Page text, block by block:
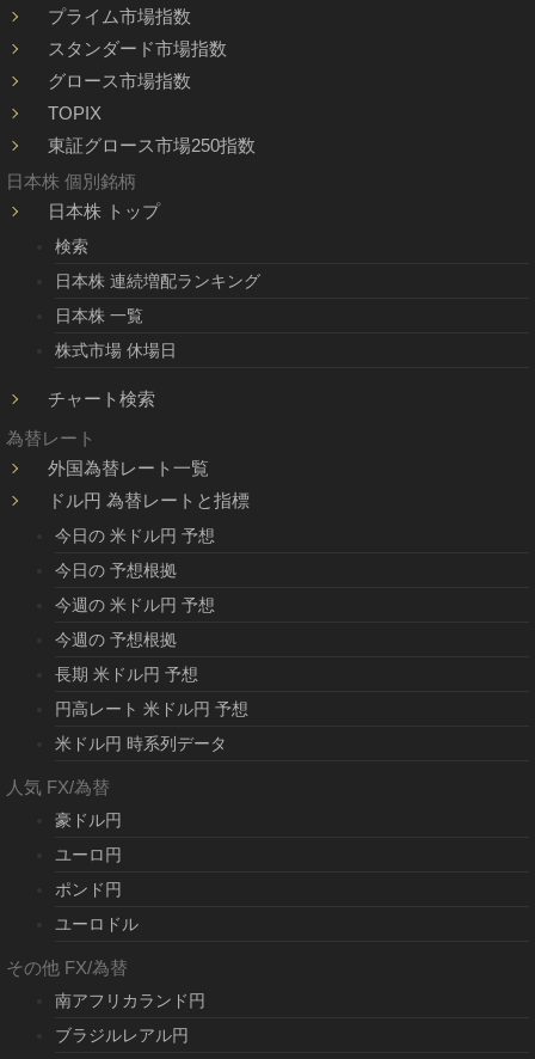
プライム市場指数
スタンダード市場指数
グロース市場指数
TOPIX
東証グロース市場250指数
日本株 個別銘柄
日本株 トップ
検索
日本株 連続増配ランキング
日本株 一覧
株式市場 休場日
チャート検索
為替レート
外国為替レート一覧
ドル円 為替レートと指標
今日の 米ドル円 予想
今日の 予想根拠
今週の 米ドル円 予想
今週の 予想根拠
長期 米ドル円 予想
円高レート 米ドル円 予想
米ドル円 時系列データ
人気 FX/為替
豪ドル円
ユーロ円
ポンド円
ユーロドル
その他 FX/為替
南アフリカランド円
ブラジルレアル円